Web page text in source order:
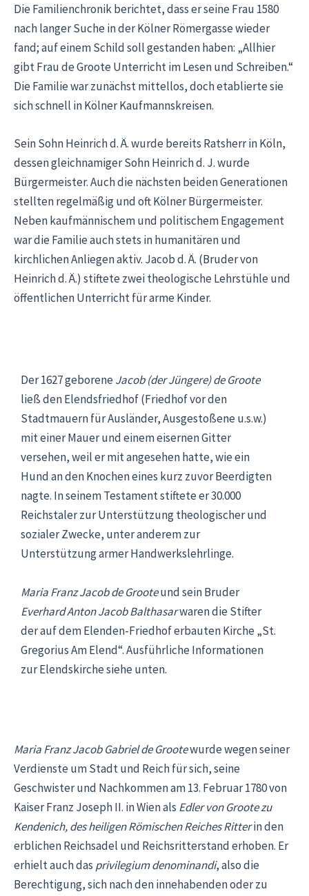
Die Familienchronik berichtet, dass er seine Frau 1580
nach langer Suche in der Kölner Römergasse wieder
fand; auf einem Schild soll gestanden haben: „Allhier
gibt Frau de Groote Unterricht im Lesen und Schreiben.“
Die Familie war zunächst mittellos, doch etablierte sie
sich schnell in Kölner Kaufmannskreisen.
Sein Sohn Heinrich d. Ä. wurde bereits Ratsherr in Köln,
dessen gleichnamiger Sohn Heinrich d. J. wurde
Bürgermeister. Auch die nächsten beiden Generationen
stellten regelmäßig und oft Kölner Bürgermeister.
Neben kaufmännischem und politischem Engagement
war die Familie auch stets in humanitären und
kirchlichen Anliegen aktiv. Jacob d. Ä. (Bruder von
Heinrich d. Ä.) stiftete zwei theologische Lehrstühle und
öffentlichen Unterricht für arme Kinder.
Der 1627 geboreneJacob (der Jüngere) de Groote
ließ den Elendsfriedhof (Friedhof vor den
Stadtmauern für Ausländer, Ausgestoßene u.s.w.)
mit einer Mauer und einem eisernen Gitter
versehen, weil er mit angesehen hatte, wie ein
Hund an den Knochen eines kurz zuvor Beerdigten
nagte. In seinem Testament stiftete er 30.000
Reichstaler zur Unterstützung theologischer und
sozialer Zwecke, unter anderem zur
Unterstützung armer Handwerkslehrlinge.
Maria Franz Jacob de Grooteund sein Bruder
Everhard Anton Jacob Balthasarwaren die Stifter
der auf dem Elenden-Friedhof erbauten Kirche „St.
Gregorius Am Elend“. Ausführliche Informationen
zur Elendskirche siehe unten.
Maria Franz Jacob Gabriel de Grootewurde wegen seiner
Verdienste um Stadt und Reich für sich, seine
Geschwister und Nachkommen am 13. Februar 1780 von
Kaiser Franz Joseph II. in Wien als Edler von Groote zu
Kendenich, des heiligen Römischen Reiches Ritterin den
erblichen Reichsadel und Reichsritterstand erhoben. Er
erhielt auch das privilegium denominandi, also die
Berechtigung, sich nach den innehabenden oder zu